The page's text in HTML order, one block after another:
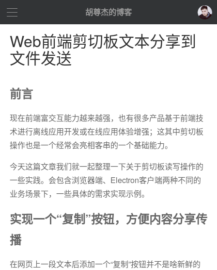
胡尊杰的博客
Web前端剪切板文本分享到
文件发送
前言
现在前端富交互能力越来越强，也有很多产品基于前端技
术进行离线应用开发或在线应用体验增强；这其中剪切板
操作也是一个经常会亮相客串的一个基础能力。
今天这篇文章我们就一起整理一下关于剪切板读写操作的
一些实践。会包含浏览器端、Electron客户端两种不同的
业务场景下，一些具体的需求实现示例。
实现一个“复制”按钮，方便内容分享传
播
在网页上一段文本后添加一个“复制”按钮并不是啥新鲜的